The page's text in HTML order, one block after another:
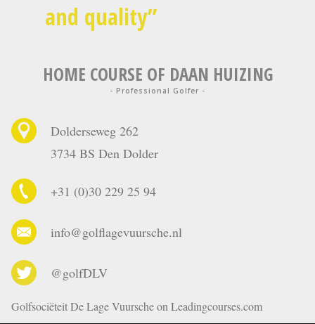
and quality
HOME COURSE OF DAAN HUIZING
- Professional Golfer -
Dolderseweg 262
3734 BS Den Dolder
+31 (0)30 229 25 94
info@golflagevuursche.nl
@golfDLV
Golfsociëteit De Lage Vuursche on Leadingcourses.com